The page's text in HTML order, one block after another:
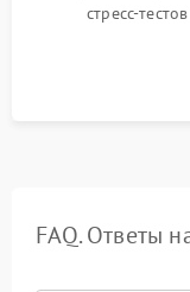
стресс-
мониторингом
Проверка
FAQ. Ответы